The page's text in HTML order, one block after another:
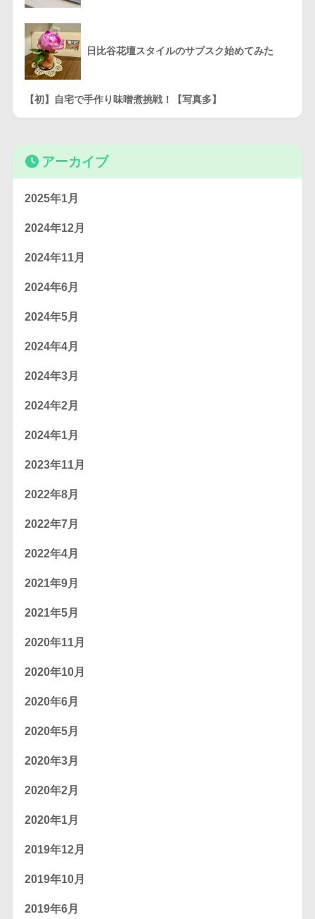
日比谷花壇スタイルのサブスク始めてみた
【初】自宅で手作り味噌煮挑戦！【写真多】
アーカイブ
2025年1月
2024年12月
2024年11月
2024年6月
2024年5月
2024年4月
2024年3月
2024年2月
2024年1月
2023年11月
2022年8月
2022年7月
2022年4月
2021年9月
2021年5月
2020年11月
2020年10月
2020年6月
2020年5月
2020年3月
2020年2月
2020年1月
2019年12月
2019年10月
2019年6月